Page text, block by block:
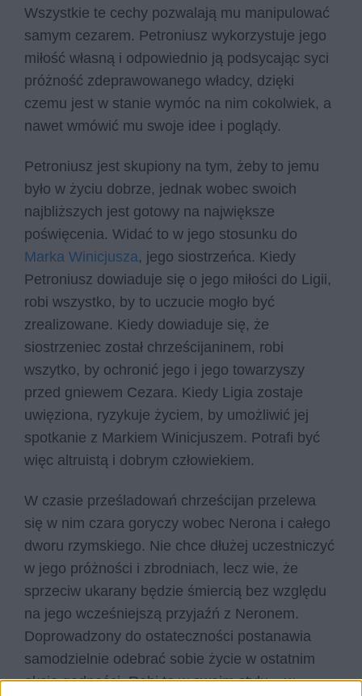
Wszystkie te cechy pozwalają mu manipulować
samym cezarem. Petroniusz wykorzystuje jego
miłość własną i odpowiednio ją podsycając syci
próżność zdeprawowanego władcy, dzięki
czemu jest w stanie wymóc na nim cokolwiek, a
nawet wmówić mu swoje idee i poglądy.
Petroniusz jest skupiony na tym, żeby to jemu
było w życiu dobrze, jednak wobec swoich
najbliższych jest gotowy na największe
poświęcenia. Widać to w jego stosunku do
Marka Winicjusza, jego siostrzeńca. Kiedy
Petroniusz dowiaduje się o jego miłości do Ligii,
robi wszystko, by to uczucie mogło być
zrealizowane. Kiedy dowiaduje się, że
siostrzeniec został chrześcijaninem, robi
wszytko, by ochronić jego i jego towarzyszy
przed gniewem Cezara. Kiedy Ligia zostaje
uwięziona, ryzykuje życiem, by umożliwić jej
spotkanie z Markiem Winicjuszem. Potrafi być
więc altruistą i dobrym człowiekiem.
W czasie prześladowań chrześcijan przelewa
się w nim czara goryczy wobec Nerona i całego
dworu rzymskiego. Nie chce dłużej uczestniczyć
w jego próżności i zbrodniach, lecz wie, że
sprzeciw ukarany będzie śmiercią bez względu
na jego wcześniejszą przyjaźń z Neronem.
Doprowadzony do ostateczności postanawia
samodzielnie odebrać sobie życie w ostatnim
akcie godności. Robi to w swoim stylu – w